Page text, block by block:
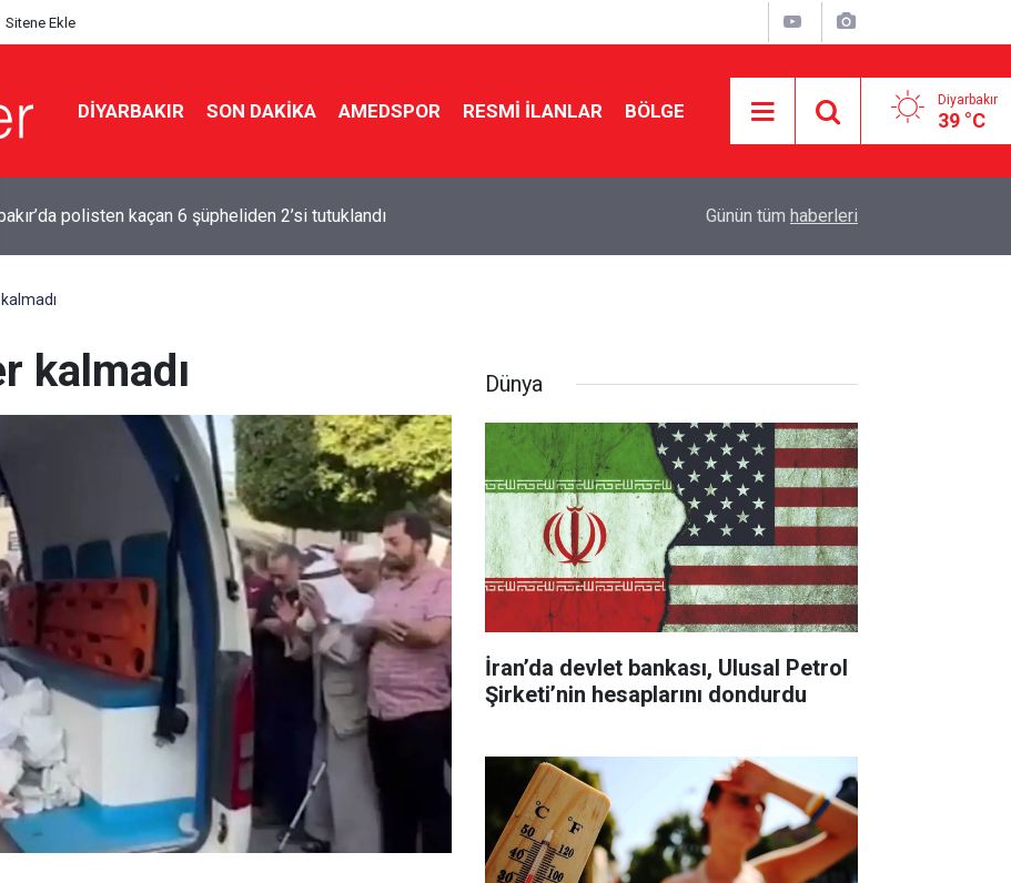
Sitene Ekle
DIYARBAKIR SON DAKIKA AMEDSPOR RESMI İLANLAR BÖLGE Diyarbakır
39 °C
Diyarbakır’a dönüş tarihi belli oldu Borç yapılandırılmasında son gün 31 Ağustos
Günün tüm haberleri
kalmadı Dünya
İran’da devlet bankası, Ulusal Petrol
Şirketi’nin hesaplarını dondurdu